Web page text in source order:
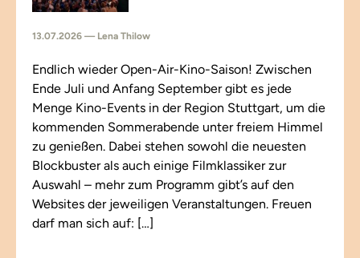
13.07.2026 — Lena Thilow
Endlich wieder Open-Air-Kino-Saison! Zwischen
Ende Juli und Anfang September gibt es jede
Menge Kino-Events in der Region Stuttgart, um die
kommenden Sommerabende unter freiem Himmel
zu genießen. Dabei stehen sowohl die neuesten
Blockbuster als auch einige Filmklassiker zur
Auswahl – mehr zum Programm gibt’s auf den
Websites der jeweiligen Veranstaltungen. Freuen
darf man sich auf: […]